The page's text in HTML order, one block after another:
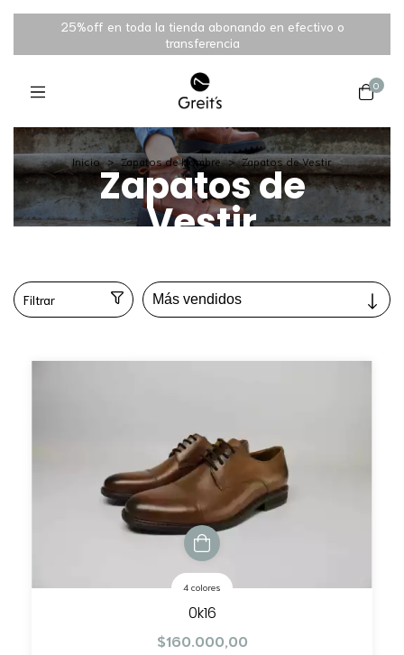
25%off en toda la tienda abonando en efectivo o
transferencia
0
Inicio > Zapatos de Hombre > Zapatos de Vestir
Zapatos de
Vestir
Filtrar
4 colores
0k16
$160.000,00